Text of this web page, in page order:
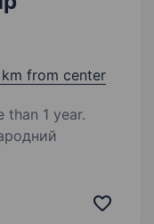
km from center
than 1 year.
портфоліо